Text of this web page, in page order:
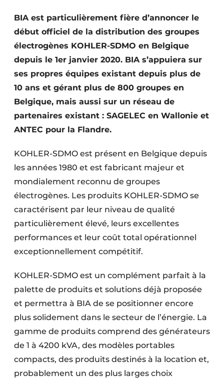
Video’s
Construction bois
Contrôle d’accès
Éclairage
Façades
Infrastructures souterraines et égouttage
Protection solaire
Rénovation
Sécurité incendie
Software
Techniques ferroviaires
Travaux ferroviaires
BIA est particulièrement fière d’annoncer le
début officiel de la distribution des groupes
électrogènes KOHLER-SDMO en Belgique
depuis le 1er janvier 2020. BIA s’appuiera sur
ses propres équipes existant depuis plus de
10 ans et gérant plus de 800 groupes en
Belgique, mais aussi sur un réseau de
partenaires existant : SAGELEC en Wallonie et
ANTEC pour la Flandre.
KOHLER-SDMO est présent en Belgique depuis
les années 1980 et est fabricant majeur et
mondialement reconnu de groupes
électrogènes. Les produits KOHLER-SDMO se
caractérisent par leur niveau de qualité
particulièrement élevé, leurs excellentes
performances et leur coût total opérationnel
exceptionnellement compétitif.
KOHLER-SDMO est un complément parfait à la
palette de produits et solutions déjà proposée
et permettra à BIA de se positionner encore
plus solidement dans le secteur de l’énergie. La
gamme de produits comprend des générateurs
de 1 à 4200 kVA, des modèles portables
compacts, des produits destinés à la location et,
probablement un des plus larges choix